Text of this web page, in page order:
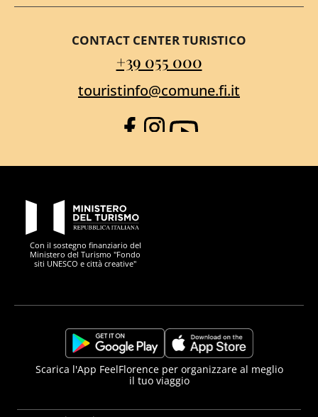
CONTACT CENTER TURISTICO
+39 055 000
touristinfo@comune.fi.it
Facebook
Instagram
YouTube
Con il sostegno finanziario del
Ministero del Turismo "Fondo
siti UNESCO e città creative"
https://play.google.com/store/apps/details?
id=it.silfi.feelflorence
https://apps.apple.com/it/app/
Scarica l'App FeelFlorence per organizzare al meglio
il tuo viaggio